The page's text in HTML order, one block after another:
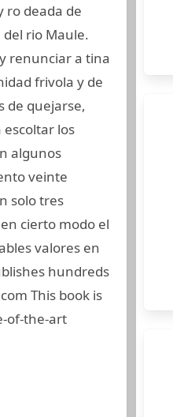
ro deada de
rio Maule.
renunciar a tina
frivola y de
de quejarse,
los
algunos
veinte
solo tres
cierto modo el
valores en
hundreds
This book is
of-the-art